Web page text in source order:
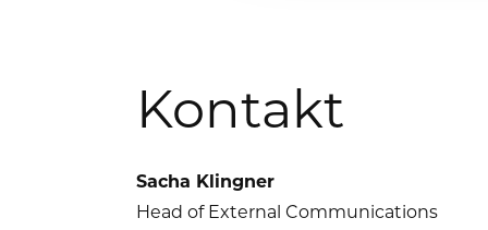
Kontakt
Sacha Klingner
Head of External Communications